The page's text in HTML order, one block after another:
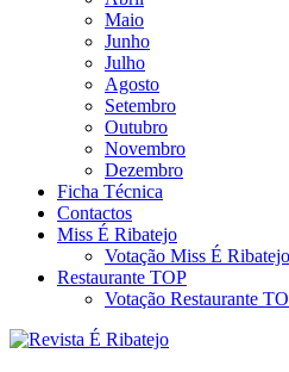
Maio
Junho
Julho
Agosto
Setembro
Outubro
Novembro
Dezembro
Ficha Técnica
Contactos
Miss É Ribatejo
Votação Miss É Ribatejo
Restaurante TOP
Votação Restaurante